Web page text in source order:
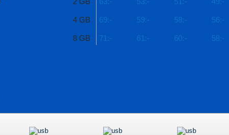
4 GB 69:- 59:- 58:- 56:-
8 GB 71:- 61:- 60:- 58:-